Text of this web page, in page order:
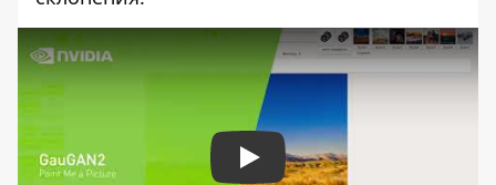
Play